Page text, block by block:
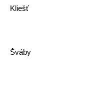
Kliešť
Šváby